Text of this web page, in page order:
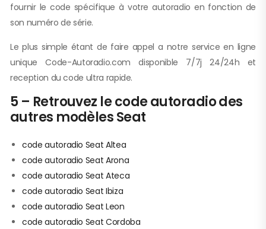
fournir le code spécifique à votre autoradio en fonction de
son numéro de série.
Le plus simple étant de faire appel a notre service en ligne
unique Code-Autoradio.com disponible 7/7j 24/24h et
reception du code ultra rapide.
5 – Retrouvez le code autoradio des
autres modèles Seat
code autoradio Seat Altea
code autoradio Seat Arona
code autoradio Seat Ateca
code autoradio Seat Ibiza
code autoradio Seat Leon
code autoradio Seat Cordoba